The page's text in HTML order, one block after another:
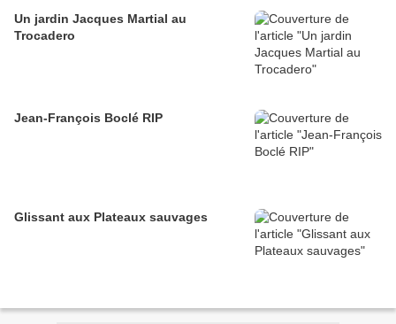
Un jardin Jacques Martial au
Trocadero
Jean-François Boclé RIP
Glissant aux Plateaux sauvages